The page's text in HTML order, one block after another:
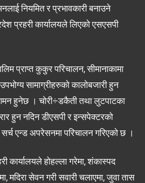
नियमित र प्रभावकारी बनाउने
प्रहरी कार्यालयले लिएको एसएसपी
प्राप्त कुकुर परिचालन, सीमानाकामा
सामाग्रीहरुको कालोबजारी हुन
हुनेछ । चोरी÷डकैती तथा लुटपाटका
हुन नदिन डीएसपी र इन्सपेक्टरको
सर्च एन्ड अपरेसनमा परिचालन गरिएको छ ।
कार्यालयले होहल्ला गरेमा, शंकास्पद
मदिरा सेवन गरी सवारी चलाएमा, जुवा तास